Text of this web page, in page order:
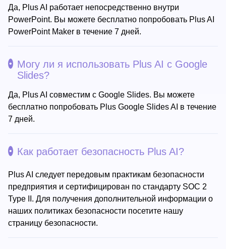
Да, Plus AI работает непосредственно внутри
PowerPoint. Вы можете бесплатно попробовать Plus AI
PowerPoint Maker в течение 7 дней.
Могу ли я использовать Plus AI с Google
Slides?
Да, Plus AI совместим с Google Slides. Вы можете
бесплатно попробовать Plus Google Slides AI в течение
7 дней.
Как работает безопасность Plus AI?
Plus AI следует передовым практикам безопасности
предприятия и сертифицирован по стандарту SOC 2
Type II. Для получения дополнительной информации о
наших политиках безопасности посетите нашу
страницу безопасности.